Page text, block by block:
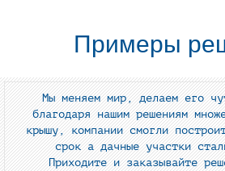
Примеры
Мы меняем мир, делаем его
благодаря нашим решениям
крышу, компании смогли
срок а дачные участки
Приходите и заказывайте